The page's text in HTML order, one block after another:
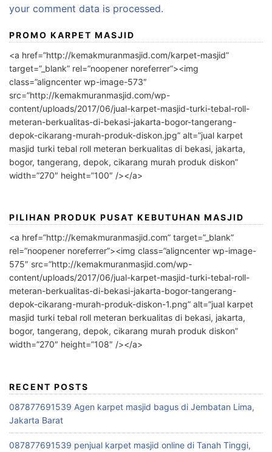
your comment data is processed.
PROMO KARPET MASJID
<a href=”http://kemakmuranmasjid.com/karpet-masjid”
target=”_blank” rel=”noopener noreferrer”><img
class=”aligncenter wp-image-573″
src=”http://kemakmuranmasjid.com/wp-
content/uploads/2017/06/jual-karpet-masjid-turki-tebal-roll-
meteran-berkualitas-di-bekasi-jakarta-bogor-tangerang-
depok-cikarang-murah-produk-diskon.jpg” alt=”jual karpet
masjid turki tebal roll meteran berkualitas di bekasi, jakarta,
bogor, tangerang, depok, cikarang murah produk diskon”
width=”270″ height=”100″ /></a>
PILIHAN PRODUK PUSAT KEBUTUHAN MASJID
<a href=”http://kemakmuranmasjid.com” target=”_blank”
rel=”noopener noreferrer”><img class=”aligncenter wp-image-
575″ src=”http://kemakmuranmasjid.com/wp-
content/uploads/2017/06/jual-karpet-masjid-turki-tebal-roll-
meteran-berkualitas-di-bekasi-jakarta-bogor-tangerang-
depok-cikarang-murah-produk-diskon-1.png” alt=”jual karpet
masjid turki tebal roll meteran berkualitas di bekasi, jakarta,
bogor, tangerang, depok, cikarang murah produk diskon”
width=”270″ height=”108″ /></a>
RECENT POSTS
087877691539 Agen karpet masjid bagus di Jembatan Lima,
Jakarta Barat
087877691539 penjual karpet masjid online di Tanah Tinggi,